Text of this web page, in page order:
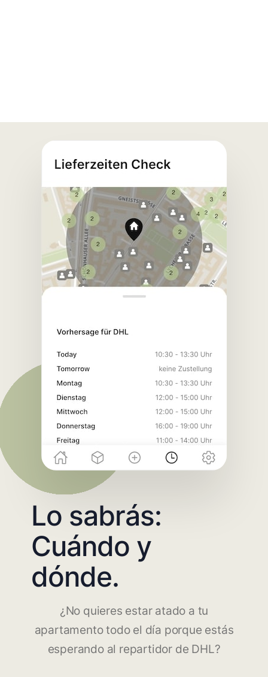
Lo sabrás:
Cuándo y
dónde.
¿No quieres estar atado a tu
apartamento todo el día porque estás
esperando al repartidor de DHL?